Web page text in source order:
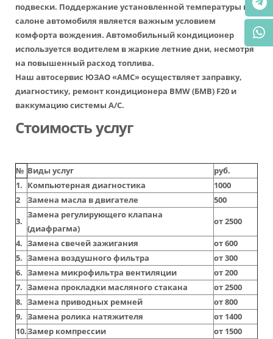
подвески. Поддержание установленной температуры в
салоне автомобиля является важным условием
комфорта вождения. Автомобильный кондиционер
используется водителем в жаркие летние дни, несмотря
на повышенный расход топлива.
Наш автосервис ЮЗАО «АМС» осуществляет заправку,
диагностику, ремонт кондиционера BMW (БМВ) F20 и
ваккумацию системы А/С.
Стоимость услуг
№ Виды услуг
руб.
1. Компьютерная диагностика
1000
2
Замена масла в двигателе
500
3.
Замена регулирующего клапана
(диафрагма)
от 2500
4. Замена свечей зажигания
от 600
5. Замена воздушного фильтра
от 300
6. Замена микрофильтра вентиляции
от 200
7. Замена прокладки масляного стакана
от 2500
8. Замена приводных ремней
от 800
9. Замена ролика натяжителя
от 1400
10.Замер компрессии
от 1500